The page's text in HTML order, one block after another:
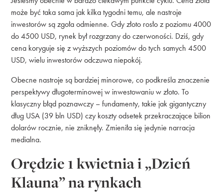
może być taka sama jak kilka tygodni temu, ale nastroje
inwestorów są zgoła odmienne. Gdy złoto rosło z poziomu 4000
do 4500 USD, rynek był rozgrzany do czerwoności. Dziś, gdy
cena koryguje się z wyższych poziomów do tych samych 4500
USD, wielu inwestorów odczuwa niepokój.
Obecne nastroje są bardziej minorowe, co podkreśla znaczenie
perspektywy długoterminowej w inwestowaniu w złoto. To
klasyczny błąd poznawczy – fundamenty, takie jak gigantyczny
dług USA (39 bln USD) czy koszty odsetek przekraczające bilion
dolarów rocznie, nie zniknęły. Zmieniła się jedynie narracja
medialna.
Orędzie 1 kwietnia i „Dzień
Klauna” na rynkach